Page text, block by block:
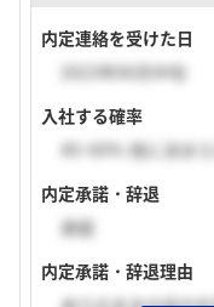
内定連絡を受けた日
2023年06月中旬
入社する確率
40~60% 他に決ま
内定承諾・辞退
承諾
内定承諾・辞退理由